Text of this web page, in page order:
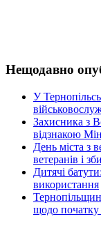
Нещодавно
У
Захисника з
відзнакою
День міста з
ветеранів і
Дитячі
використання
щодо початку